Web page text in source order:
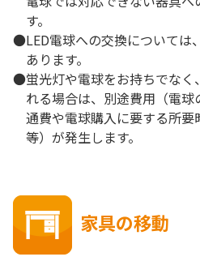
す。
●LED電球への交換については
あります。
●蛍光灯や電球をお持ちでなく
れる場合は、別途費用（電
通費や電球購入に要する所
等）が発生します。
家具の移動